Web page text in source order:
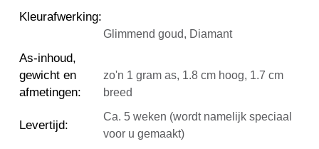
Kleurafwerking:
Glimmend goud, Diamant
As-inhoud,
gewicht en
afmetingen:
zo'n 1 gram as, 1.8 cm hoog, 1.7 cm
breed
Levertijd:
Ca. 5 weken (wordt namelijk speciaal
voor u gemaakt)